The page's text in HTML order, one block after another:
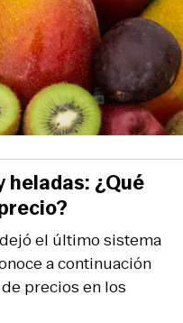
el último sistema
a continuación
precios en los
heladas: ¿Qué